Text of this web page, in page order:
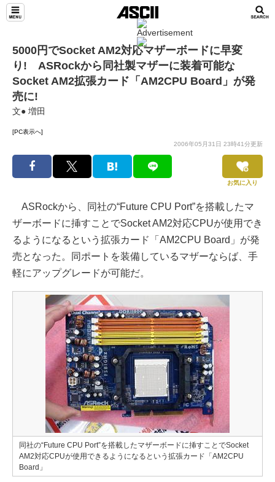
5000円でSocket AM2対応マザーボードに早変
り! ASRockから同社製マザーに装着可能な
Socket AM2拡張カード「AM2CPU Board」が発
売に!
文● 増田
[PC表示へ]
2006年05月31日 23時41分更新
お気に入り
ASRockから、同社の“Future CPU Port”を搭載したマ
ザーボードに挿すことでSocket AM2対応CPUが使用でき
るようになるという拡張カード「AM2CPU Board」が発
売となった。同ポートを装備しているマザーならば、手
軽にアップグレードが可能だ。
同社の“Future CPU Port”を搭載したマザーボードに挿すことでSocket
AM2対応CPUが使用できるようになるという拡張カード「AM2CPU
Board」